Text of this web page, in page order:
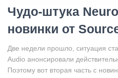
Чудо-штука
новинки от
Две недели прошло, ситуация
Audio анонсировали
Поэтому вот вторая часть с